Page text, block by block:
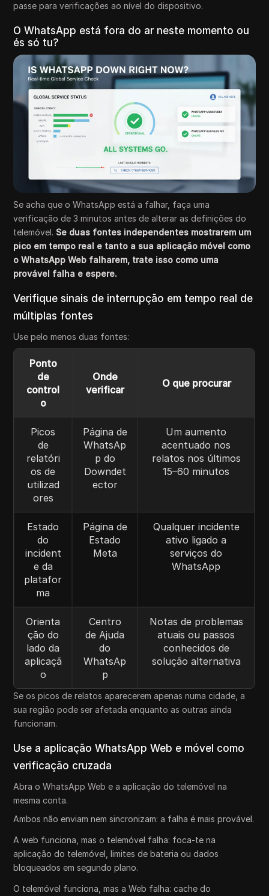
passe para verificações ao nível do dispositivo.
O WhatsApp está fora do ar neste momento ou
és só tu?
Se acha que o WhatsApp está a falhar, faça uma
verificação de 3 minutos antes de alterar as definições do
telemóvel. Se duas fontes independentes mostrarem um
pico em tempo real e tanto a sua aplicação móvel como
o WhatsApp Web falharem, trate isso como uma
provável falha e espere.
Verifique sinais de interrupção em tempo real de
múltiplas fontes
Use pelo menos duas fontes:
Ponto
de
control
o
Onde
verificar
O que procurar
Picos
de
relatóri
os de
utilizad
ores
Página de
WhatsAp
p do
Downdet
ector
Um aumento
acentuado nos
relatos nos últimos
15–60 minutos
Estado
do
incident
e da
platafor
ma
Página de
Estado
Meta
Qualquer incidente
ativo ligado a
serviços do
WhatsApp
Orienta
ção do
lado da
aplicaçã
o
Centro
de Ajuda
do
WhatsAp
p
Notas de problemas
atuais ou passos
conhecidos de
solução alternativa
Se os picos de relatos aparecerem apenas numa cidade, a
sua região pode ser afetada enquanto as outras ainda
funcionam.
Use a aplicação WhatsApp Web e móvel como
verificação cruzada
Abra o WhatsApp Web e a aplicação do telemóvel na
mesma conta.
Ambos não enviam nem sincronizam: a falha é mais provável.
A web funciona, mas o telemóvel falha: foca-te na
aplicação do telemóvel, limites de bateria ou dados
bloqueados em segundo plano.
O telemóvel funciona, mas a Web falha: cache do